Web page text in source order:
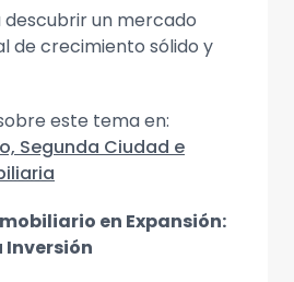
un mercado
de crecimiento sólido y
este tema en:
Segunda Ciudad e
en Expansión:
Inversión